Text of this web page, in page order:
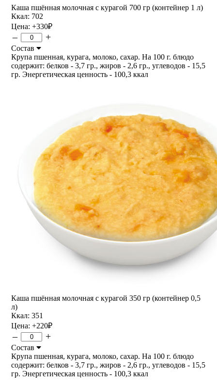
Каша пшённая молочная с курагой 700 гр (контейнер 1 л)
Ккал: 702
Цена: +330₽
– +
Состав
Крупа пшенная, курага, молоко, сахар. На 100 г. блюдо
содержит: белков - 3,7 гр., жиров - 2,6 гр., углеводов - 15,5
гр. Энергетическая ценность - 100,3 ккал
Каша пшённая молочная с курагой 350 гр (контейнер 0,5
л)
Ккал: 351
Цена: +220₽
– +
Состав
Крупа пшенная, курага, молоко, сахар. На 100 г. блюдо
содержит: белков - 3,7 гр., жиров - 2,6 гр., углеводов - 15,5
гр. Энергетическая ценность - 100,3 ккал